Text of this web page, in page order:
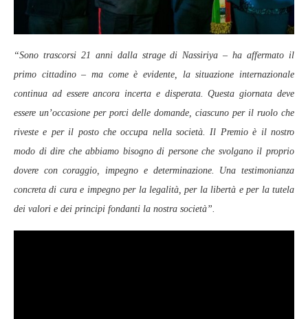
“Sono trascorsi 21 anni dalla strage di Nassiriya – ha affermato il
primo cittadino – ma come è evidente, la situazione internazionale
continua ad essere ancora incerta e disperata. Questa giornata deve
essere un’occasione per porci delle domande, ciascuno per il ruolo che
riveste e per il posto che occupa nella società. Il Premio è il nostro
modo di dire che abbiamo bisogno di persone che svolgano il proprio
dovere con coraggio, impegno e determinazione. Una testimonianza
concreta di cura e impegno per la legalità, per la libertà e per la tutela
dei valori e dei principi fondanti la nostra società”.